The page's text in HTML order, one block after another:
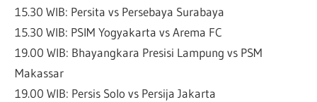
15.30 WIB: Persita vs Persebaya Surabaya
15.30 WIB: PSIM Yogyakarta vs Arema FC
19.00 WIB: Bhayangkara Presisi Lampung vs PSM
Makassar
19.00 WIB: Persis Solo vs Persija Jakarta